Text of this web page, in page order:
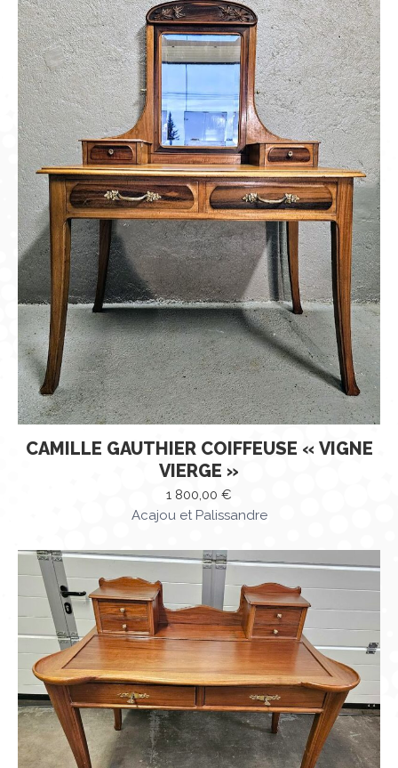
CAMILLE GAUTHIER COIFFEUSE « VIGNE
VIERGE »
1 800,00 €
Acajou et Palissandre